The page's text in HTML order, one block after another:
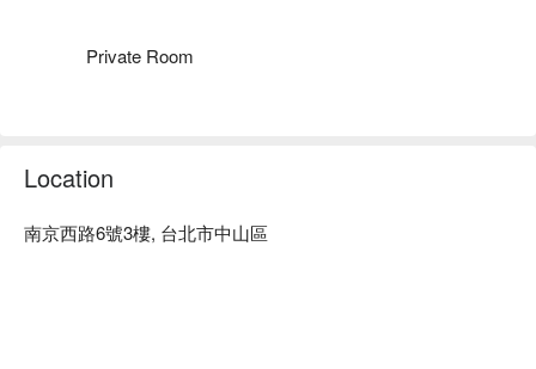
Private Room
Location
南京西路6號3樓, 台北市中山區